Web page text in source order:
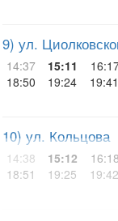
9) ул.
14:37 15:11
18:50
19:24 19:41
10) ул. Кольцова
14:38 15:12 16:18
18:51
19:25 19:42